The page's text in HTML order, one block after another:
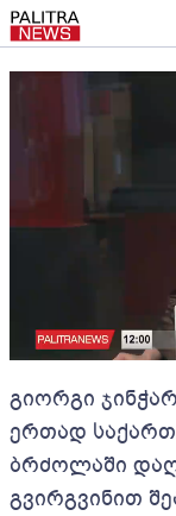
გიორგი
ერთად
ბრძოლაში
გვირგვინით